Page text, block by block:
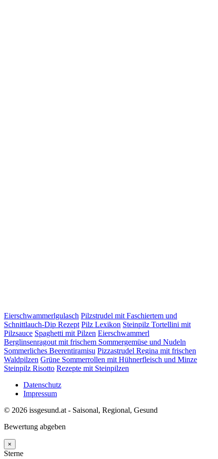
Eierschwammerlgulasch Pilzstrudel mit Faschiertem und
Schnittlauch-Dip Rezept Pilz Lexikon Steinpilz Tortellini mit
Pilzsauce Spaghetti mit Pilzen Eierschwammerl
Berglinsenragout mit frischem Sommergemüse und Nudeln
Sommerliches Beerentiramisu Pizzastrudel Regina mit frischen
Waldpilzen Grüne Sommerrollen mit Hühnerfleisch und Minze
Steinpilz Risotto Rezepte mit Steinpilzen
Datenschutz
Impressum
© 2026 issgesund.at - Saisonal, Regional, Gesund
Bewertung abgeben
×
Sterne